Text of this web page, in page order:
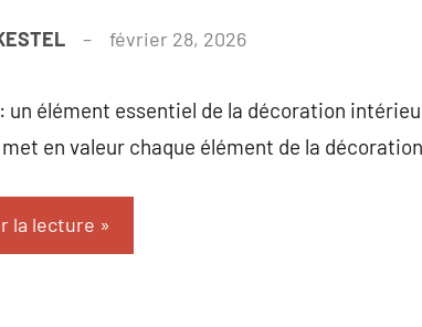
février 28, 2026
un élément essentiel de la décoration
en valeur chaque élément de la
la lecture